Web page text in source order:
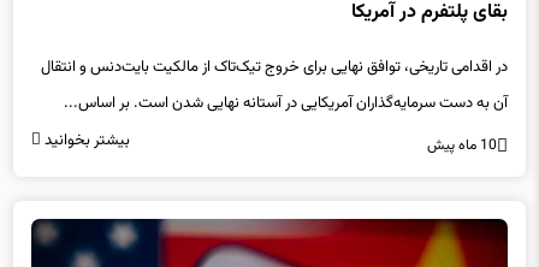
در اقدامی تاریخی، توافق نهایی برای خروج تیک‌تاک از مالکیت بایت‌دنس و انتقال
آن به دست سرمایه‌گذاران آمریکایی در آستانه نهایی شدن است. بر اساس...
10 ماه پیش بیشتر بخوانید